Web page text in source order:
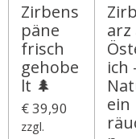
Zirbens
päne
frisch
gehobe
lt 🌲
€ 39,90
zzgl.
arz
ich
ein